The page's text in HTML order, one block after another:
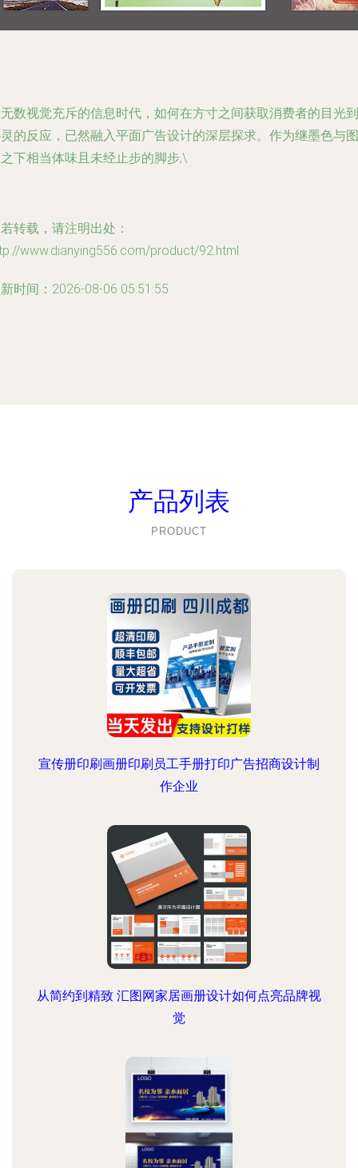
数视觉充斥的信息时代，如何在方寸之间获取消费者的目光到
的反应，已然融入平面广告设计的深层探求。作为继墨色与图
下相当体味且未经止步的脚步,\
转载，请注明出处：
www.dianying556.com/product/92.html
时间：2026-08-06 05:51:55
产品列表
PRODUCT
宣传册印刷画册印刷员工手册打印广告招商设计制
作企业
从简约到精致 汇图网家居画册设计如何点亮品牌视
觉